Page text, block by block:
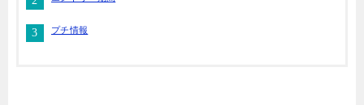
プチ情報